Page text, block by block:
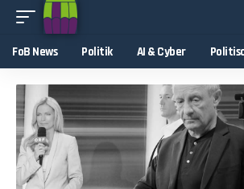
FoB News Politik AI & Cyber